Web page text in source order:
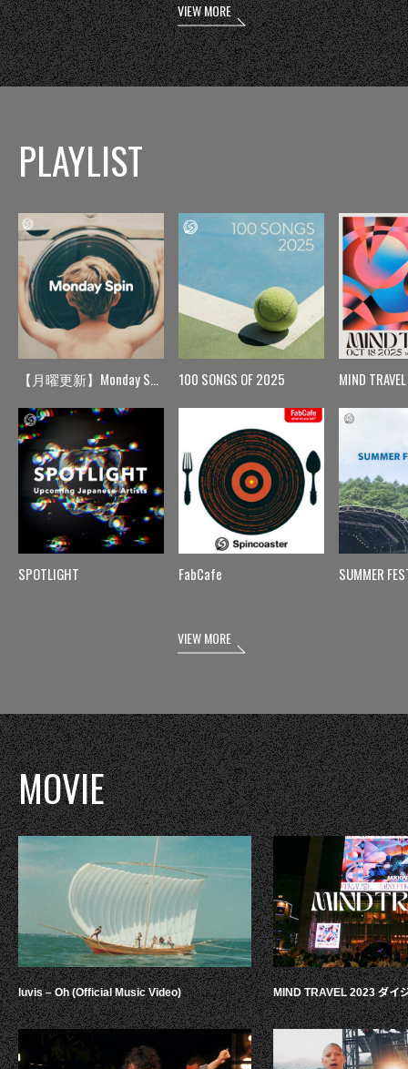
VIEW MORE
PLAYLIST
【月曜更新】Monday Spin
SPOTLIGHT
100 SONGS OF 2025
FabCafe
MIND TRAVEL
SUMMER
VIEW MORE
MOVIE
luvis – Oh (Official Music Video) MIND TRAVEL 2023 ダイ